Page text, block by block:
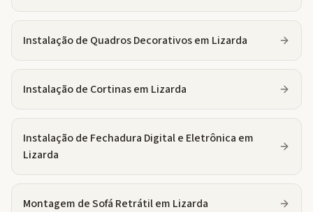
Instalação de Quadros Decorativosem Lizarda
Instalação de Cortinasem Lizarda
Instalação de Fechadura Digital e Eletrônica em
Lizarda
Montagem de Sofá Retrátilem Lizarda